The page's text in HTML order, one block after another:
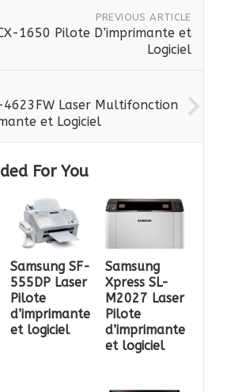
PREVIOUS ARTICLE
1650 Pilote D’imprimante et
Logiciel
4623FW Laser Multifonction
et Logiciel
For You
Samsung SF-
555DP Laser
Pilote
d’imprimante
et logiciel
Samsung
Xpress SL-
M2027 Laser
Pilote
d’imprimante
et logiciel